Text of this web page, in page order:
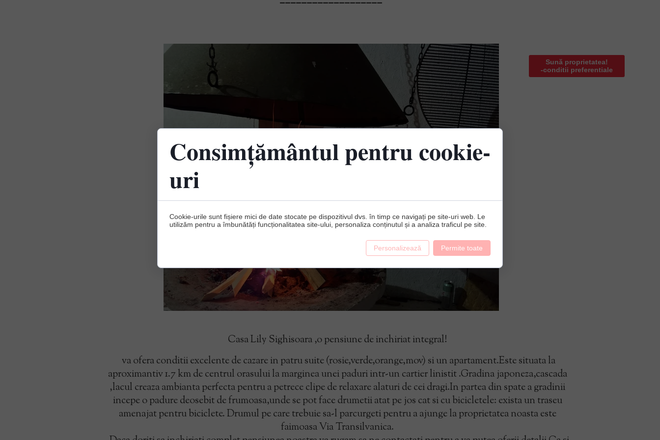
Sună proprietatea!
-conditii preferentiale
Casa Lily Sighisoara ,opensiune de inchiriat integral!
va ofera conditii excelente de cazare in patru suite (rosie,verde,orange,mov) si un apartament.Este situata la
aproximantiv 1.7 km de centrul orasului la marginea unei paduri intr-un cartier linistit .Gradina japoneza,cascada
,lacul creaza ambianta perfecta pentru a petrece clipe de relaxare alaturi de cei dragi.In partea din spate a gradinii
incepe o padure deosebit de frumoasa,unde se pot face drumetii atat pe jos cat si cu bicicletele: exista un traseu
amenajat pentru biciclete. Drumul pe care trebuie sa-l parcurgeti pentru a ajunge la proprietatea noasta este
faimoasa Via Transilvanica.
Consimțământul pentru cookie-
uri
Cookie-urile sunt fișiere mici de date stocate pe dispozitivul dvs. în timp ce navigați pe site-uri web. Le
utilizăm pentru a îmbunătăți funcționalitatea site-ului, personaliza conținutul și a analiza traficul pe site.
Personalizează Permite toate